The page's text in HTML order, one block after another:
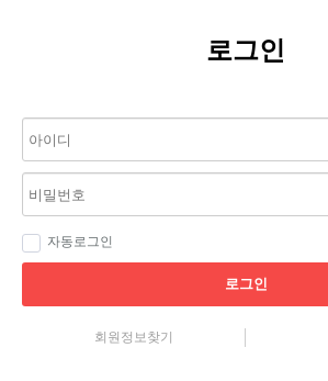
로그인
자동로그인
로그인
회원정보찾기